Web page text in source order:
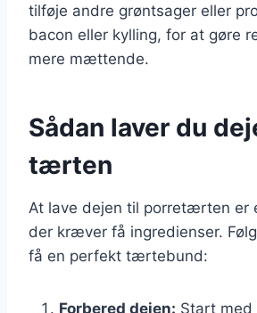
tilføje andre grøntsager eller
bacon eller kylling, for at gøre
mere mættende.
Sådan laver du
tærten
At lave dejen til porretærten er
der kræver få ingredienser.
få en perfekt tærtebund:
Forbered dejen: Start med